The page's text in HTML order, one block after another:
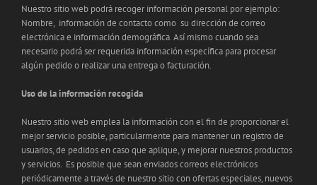
Nuestro sitio web podrá recoger información personal por ejemplo:
Nombre, información de contacto como su dirección de correo
electrónica e información demográfica. Así mismo cuando sea
necesario podrá ser requerida información específica para procesar
algún pedido o realizar una entrega o facturación.
Uso de la información recogida
Nuestro sitio web emplea la información con el fin de proporcionar el
mejor servicio posible, particularmente para mantener un registro de
usuarios, de pedidos en caso que aplique, y mejorar nuestros productos
y servicios. Es posible que sean enviados correos electrónicos
periódicamente a través de nuestro sitio con ofertas especiales, nuevos